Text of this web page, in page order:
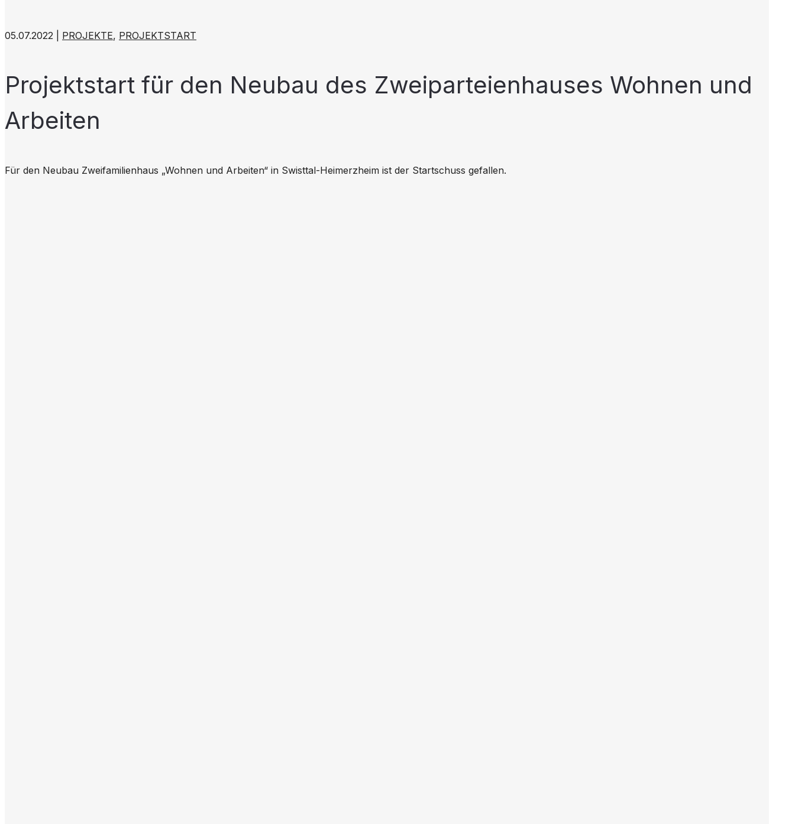
05.07.2022 | PROJEKTE, PROJEKTSTART
Projektstart für den Neubau des Zweiparteienhauses Wohnen und
Arbeiten
Für den Neubau Zweifamilienhaus „Wohnen und Arbeiten“ in Swisttal-Heimerzheim ist der Startschuss gefallen.